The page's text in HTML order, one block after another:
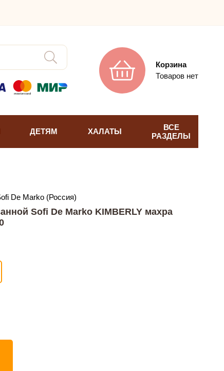
Корзина
Товаров нет
ДЕТЯМ ХАЛАТЫ
ВСЕ
РАЗДЕЛЫ
De Marko (Россия)
Sofi De Marko KIMBERLY махра